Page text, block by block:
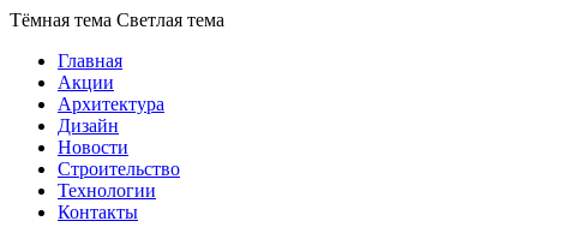
Тёмная тема Светлая тема
Главная
Акции
Архитектура
Дизайн
Новости
Строительство
Технологии
Контакты